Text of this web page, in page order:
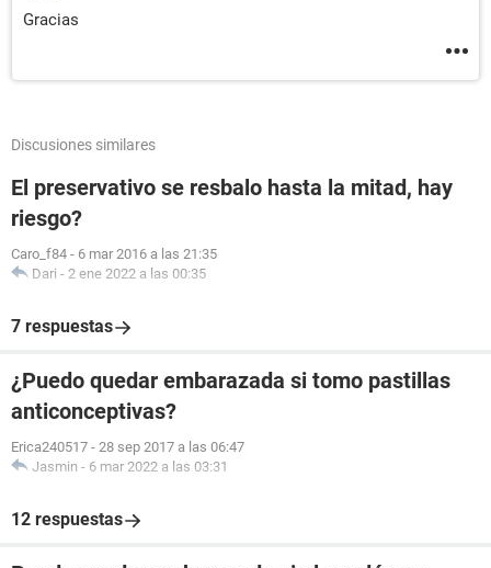
Gracias
Discusiones similares
El preservativo se resbalo hasta la mitad, hay
riesgo?
Caro_f84 - 6 mar 2016 a las 21:35
Dari - 2 ene 2022 a las 00:35
7 respuestas
¿Puedo quedar embarazada si tomo pastillas
anticonceptivas?
Erica240517 - 28 sep 2017 a las 06:47
Jasmin - 6 mar 2022 a las 03:31
12 respuestas